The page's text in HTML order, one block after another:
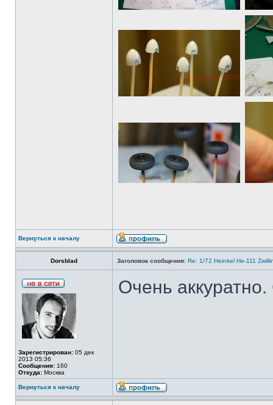
Вернуться к началу
Dorsblad Заголовок сообщения: Re: 1/72 Heinkel He-111
Зарегистрирован: 05 дек
2013 05:36
Сообщения: 160
Откуда: Москва
Очень
Вернуться к началу